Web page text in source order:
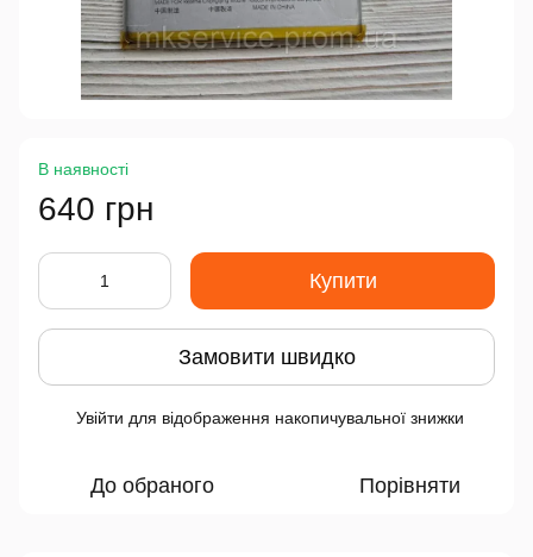
В наявності
640 грн
Купити
Замовити швидко
Увійти для відображення накопичувальної знижки
До обраного Порівняти